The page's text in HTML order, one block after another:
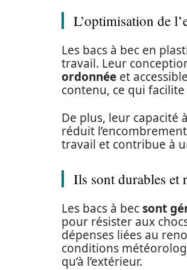
L’optimisation de
Les bacs à bec en
travail. Leur
ordonnée et
contenu, ce qui
De plus, leur capacité
réduit
travail et contribue à
Ils sont durables et
Les bacs à becsont
pour résister aux
dépenses liées au
conditions
qu’à l’extérieur.